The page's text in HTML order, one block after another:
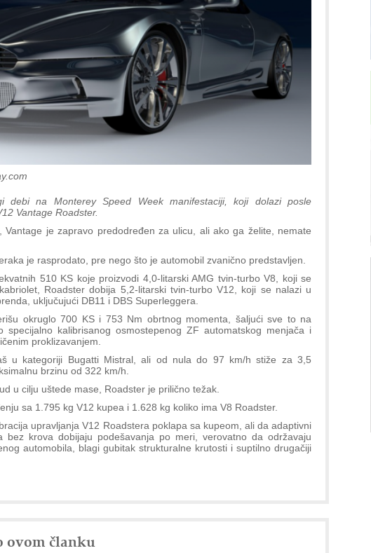
debi na Monterey Speed Week manifestaciji, koji dolazi posle
Vantage Roadster.
Vantage je zapravo predodređen za ulicu, ali ako ga želite, nemate
je rasprodato, pre nego što je automobil zvanično predstavljen.
510 KS koje proizvodi 4,0-litarski AMG tvin-turbo V8, koji se
Roadster dobija 5,2-litarski tvin-turbo V12, koji se nalazi u
uključujući DB11 i DBS Superleggera.
okruglo 700 KS i 753 Nm obrtnog momenta, šaljući sve to na
specijalno kalibrisanog osmostepenog ZF automatskog menjača i
proklizavanjem.
u kategoriji Bugatti Mistral, ali od nula do 97 km/h stiže za 3,5
brzinu od 322 km/h.
u cilju uštede mase, Roadster je prilično težak.
sa 1.795 kg V12 kupea i 1.628 kg koliko ima V8 Roadster.
upravljanja V12 Roadstera poklapa sa kupeom, ali da adaptivni
bez krova dobijaju podešavanja po meri, verovatno da održavaju
automobila, blagi gubitak strukturalne krutosti i suptilno drugačiji
ovom članku